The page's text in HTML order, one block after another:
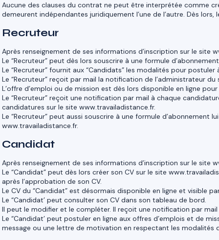
Aucune des clauses du contrat ne peut être interprétée comme
demeurent indépendantes juridiquement l’une de l’autre. Dès lors,
Recruteur
Après renseignement de ses informations d’inscription sur le site
Le “Recruteur” peut dès lors souscrire à une formule
Le “Recruteur” fournit aux “Candidats” les modalités pour
Le “Recruteur” reçoit par mail la notification de l’administrateur
L’offre d’emploi ou de mission est dès lors disponible en ligne
Le “Recruteur” reçoit une notification par mail à chaque
candidatures sur le site www.travailadistance.fr.
Le “Recruteur” peut aussi souscrire à une formule
www.travailadistance.fr.
Candidat
Après renseignement de ses informations d’inscription sur le site
Le “Candidat” peut dès lors créer son CV sur le site
après l’approbation de son CV.
Le CV du “Candidat” est désormais disponible en ligne et visible
Le “Candidat’ peut consulter son CV dans son tableau de bord.
Il peut le modifier et le compléter. Il reçoit une notification par
Le “Candidat’ peut postuler en ligne aux offres d’emplois et de
message ou une lettre de motivation en respectant les modalités